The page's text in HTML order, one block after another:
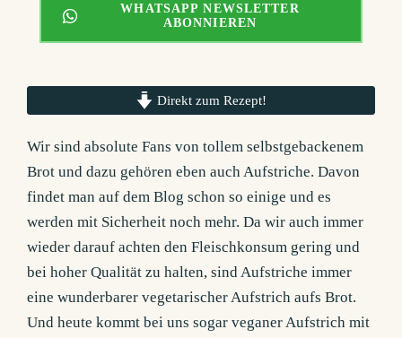
WHATSAPP NEWSLETTER
ABONNIEREN
Direkt zum Rezept!
Wir sind absolute Fans von tollem selbstgebackenem
Brot und dazu gehören eben auch Aufstriche. Davon
findet man auf dem Blog schon so einige und es
werden mit Sicherheit noch mehr. Da wir auch immer
wieder darauf achten den Fleischkonsum gering und
bei hoher Qualität zu halten, sind Aufstriche immer
eine wunderbarer vegetarischer Aufstrich aufs Brot.
Und heute kommt bei uns sogar veganer Aufstrich mit